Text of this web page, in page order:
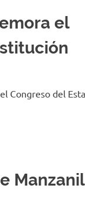
el
Congreso del